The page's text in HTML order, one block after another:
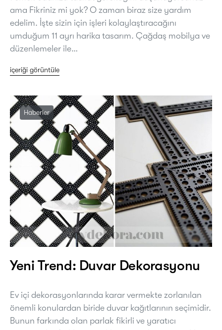
ama Fikriniz mi yok? O zaman biraz size yardım
edelim. İşte sizin için işleri kolaylaştıracağını
umduğum 11 ayrı harika tasarım. Çağdaş mobilya ve
düzenlemeler ile…
içeriği görüntüle
Haberler
Yeni Trend: Duvar Dekorasyonu
Ev içi dekorasyonlarında karar vermekte zorlanılan
önemli konulardan biride duvar kağıtlarının seçimidir.
Bunun farkında olan parlak fikirli ve yaratıcı